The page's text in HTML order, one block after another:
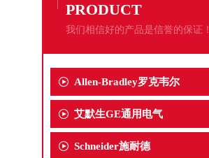
PRODUCT
我们相信好的产品是信誉的保证！
Allen-Bradley罗克韦尔
艾默生GE通用电气
Schneider施耐德